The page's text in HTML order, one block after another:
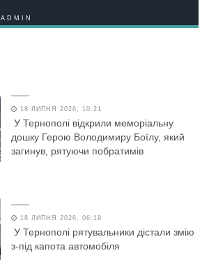
ADMIN
18 ЛИПНЯ 2026, 10:21
У Тернополі відкрили меморіальну
дошку Герою Володимиру Боїлу, який
загинув, рятуючи побратимів
18 ЛИПНЯ 2026, 06:19
У Тернополі рятувальники дістали змію
з-під капота автомобіля